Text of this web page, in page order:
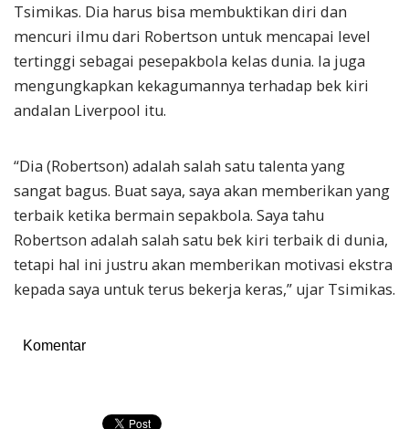
Tsimikas. Dia harus bisa membuktikan diri dan
mencuri ilmu dari Robertson untuk mencapai level
tertinggi sebagai pesepakbola kelas dunia. Ia juga
mengungkapkan kekagumannya terhadap bek kiri
andalan Liverpool itu.
“Dia (Robertson) adalah salah satu talenta yang
sangat bagus. Buat saya, saya akan memberikan yang
terbaik ketika bermain sepakbola. Saya tahu
Robertson adalah salah satu bek kiri terbaik di dunia,
tetapi hal ini justru akan memberikan motivasi ekstra
kepada saya untuk terus bekerja keras,” ujar Tsimikas.
Komentar